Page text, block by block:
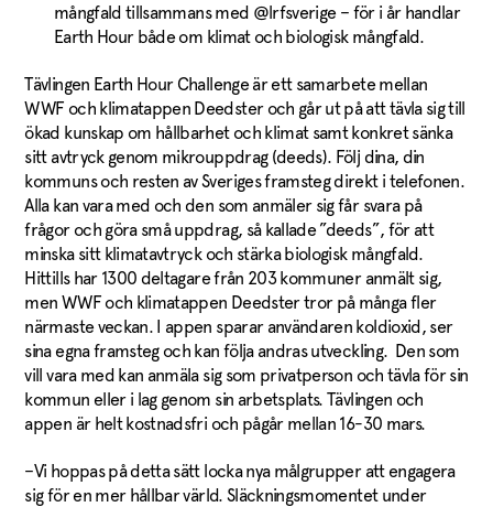
mångfald tillsammans med @lrfsverige – för i år handlar
Earth Hour både om klimat och biologisk mångfald.
Tävlingen Earth Hour Challenge är ett samarbete mellan
WWF och klimatappen Deedster och går ut på att tävla sig till
ökad kunskap om hållbarhet och klimat samt konkret sänka
sitt avtryck genom mikrouppdrag (deeds). Följ dina, din
kommuns och resten av Sveriges framsteg direkt i telefonen.
Alla kan vara med och den som anmäler sig får svara på
frågor och göra små uppdrag, så kallade ”deeds”, för att
minska sitt klimatavtryck och stärka biologisk mångfald.
Hittills har 1300 deltagare från 203 kommuner anmält sig,
men WWF och klimatappen Deedster tror på många fler
närmaste veckan. I appen sparar användaren koldioxid, ser
sina egna framsteg och kan följa andras utveckling. Den som
vill vara med kan anmäla sig som privatperson och tävla för sin
kommun eller i lag genom sin arbetsplats. Tävlingen och
appen är helt kostnadsfri och pågår mellan 16-30 mars.
–Vi hoppas på detta sätt locka nya målgrupper att engagera
sig för en mer hållbar värld. Släckningsmomentet under